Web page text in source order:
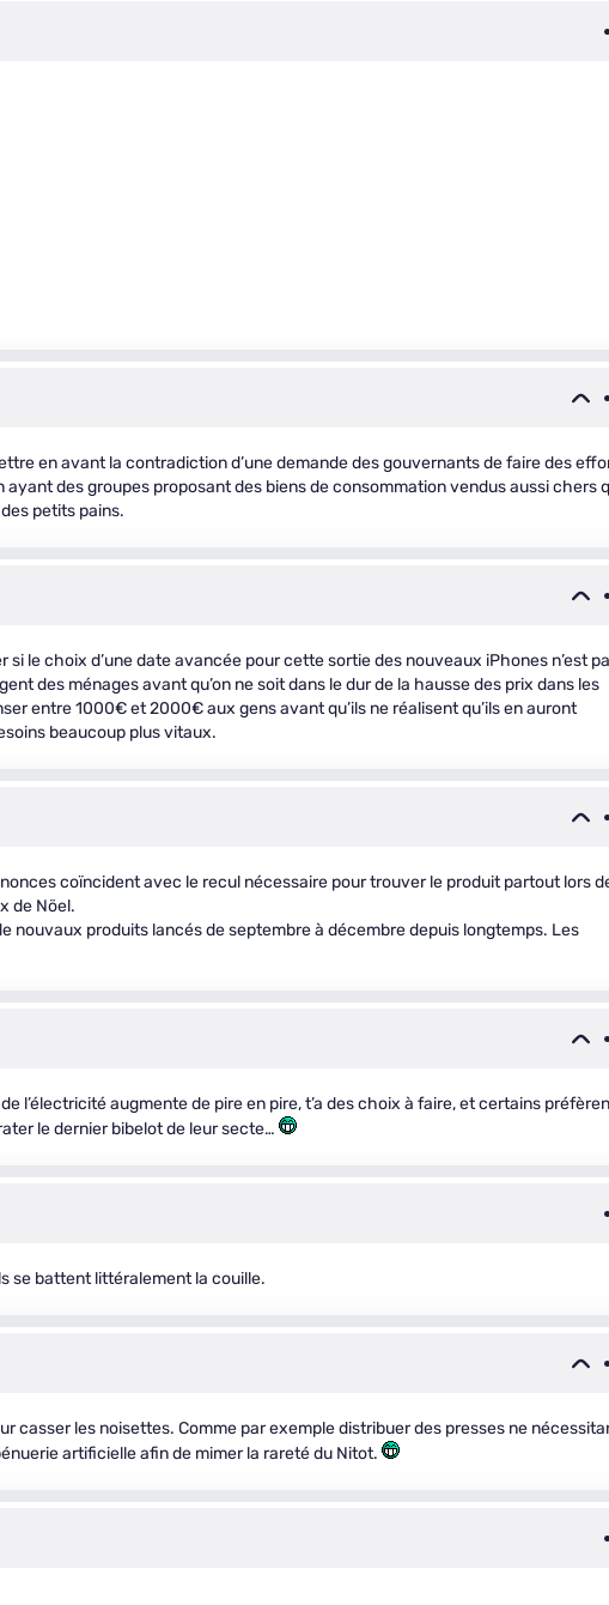
en avant la contradiction d’une demande des gouvernants de faire des
des groupes proposant des biens de consommation vendus aussi chers
petits pains.
si le choix d’une date avancée pour cette sortie des nouveaux iPhones n’est
des ménages avant qu’on ne soit dans le dur de la hausse des prix dans les
entre 1000€ et 2000€ aux gens avant qu’ils ne réalisent qu’ils en auront
beaucoup plus vitaux.
coïncident avec le recul nécessaire pour trouver le produit partout lors
de Nöel.
nouvaux produits lancés de septembre à décembre depuis longtemps. Les
l’électricité augmente de pire en pire, t’a des choix à faire, et certains
le dernier bibelot de leur secte…
se battent littéralement la couille.
casser les noisettes. Comme par exemple distribuer des presses ne
artificielle afin de mimer la rareté du Nitot.